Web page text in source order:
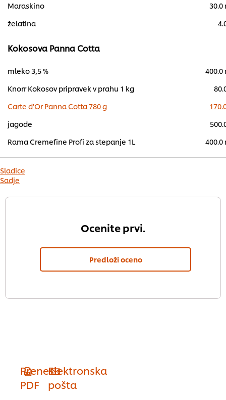
Maraskino
30.0
želatina
Kokosova Panna Cotta
mleko 3,5 %
400.0
Knorr Kokosov pripravek v prahu 1 kg
Carte d'Or Panna Cotta 780 g
jagode
Rama Cremefine Profi za stepanje 1L
400.0
Sladice
Sadje
Ocenite prvi.
Predloži oceno
Prenesi
PDF
Elektronska
pošta